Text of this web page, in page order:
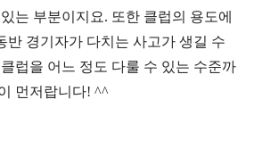
는 부분이지요. 또한 클럽의 용도에
반 경기자가 다치는 사고가 생길 수
럽을 어느 정도 다룰 수 있는 수준까
먼저랍니다! ^^